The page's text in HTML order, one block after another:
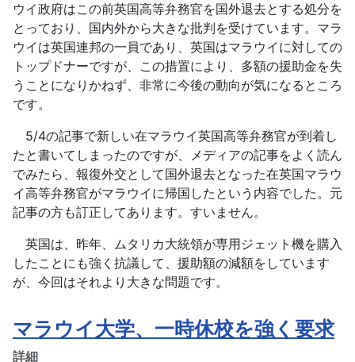
ウイ政府はこの前英国高等弁務官を国外退去とする処分を
とっており、国内外から大きな批判を受けています。マラ
ウイは英国連邦の一員であり、英国はマラウイに対しての
トップドナーですが、この措置により、多額の援助金を失
うことになりかねず、非常に今後の動向が気になるところ
です。
5/4の記事で新しい在マラウイ英国高等弁務官が到着し
たと書いてしまったのですが、メディアの記事をよく読ん
でみたら、報復外交として国外退去となった在英国マラウ
イ高等弁務官がマラウイに帰国したという内容でした。元
記事の方も訂正してあります。すいません。
英国は、昨年、ムタリカ大統領が専用ジェット機を購入
したことにも強く抗議して、援助額の減額をしています
が、今回はそれより大きな問題です。
マラウイ大学、一時休校を強く要求
詳細